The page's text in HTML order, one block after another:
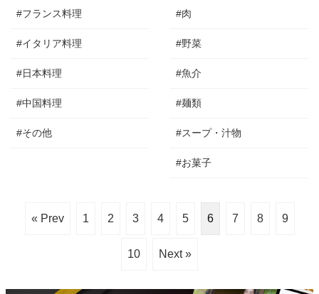
#フランス料理
#イタリア料理
#日本料理
#中国料理
#その他
#肉
#野菜
#魚介
#麺類
#スープ・汁物
#お菓子
« Prev 1 2 3 4 5 6 7 8 9
10 Next »